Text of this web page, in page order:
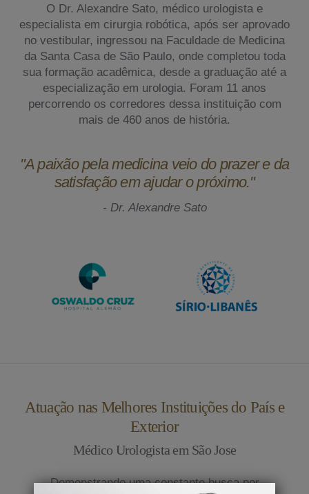
O Dr. Alexandre Sato, médico urologista e
especialista em cirurgia robótica, após ser aprovado
no vestibular, ingressou na Faculdade de Medicina
da Santa Casa de São Paulo, onde completou toda
sua formação acadêmica, desde a graduação até a
especialização em urologia. Foram 11 anos
percorrendo os corredores dessa instituição com
mais de 460 anos de história.
"A paixão pela medicina veio do prazer e da
satisfação em ajudar o próximo."
- Dr. Alexandre Sato
Atuação nas Melhores Instituições do País e
Exterior
Médico Urologista em São Jose
Demonstrando uma constante busca por